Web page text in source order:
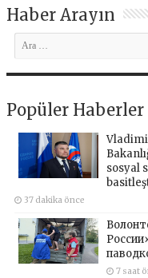
Haber Arayın
Popüler Haberler
sosyal
37 dakika önce
7 saat